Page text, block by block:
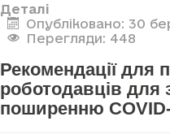
Деталі
Опубліковано: 30
Перегляди: 448
Рекомендації для
роботодавців для
поширенню